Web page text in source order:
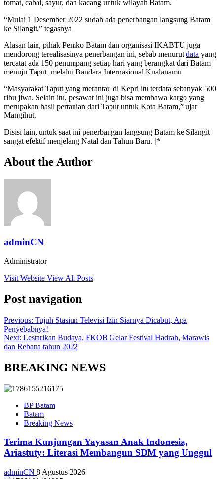
tomat, cabai, sayur, dan kacang untuk wilayah Batam.
“Mulai 1 Desember 2022 sudah ada penerbangan langsung Batam
ke Silangit,” tegasnya
Alasan lain, pihak Pemko Batam dan organisasi IKABTU juga
mendorong terealisasinya penerbangan ini, sebab menurut data yang
tercatat ada 150 penumpang setiap hari yang berangkat dari Batam
menuju Taput, melalui Bandara Internasional Kualanamu.
“Masyarakat Taput yang merantau di Kepri itu terdata sebanyak 500
ribu jiwa. Selain itu, pesawat ini juga bisa membawa kargo yang
merupakan hasil pertanian dari Taput untuk Kota Batam,” ujar
Mangihut.
Disisi lain, untuk saat ini penerbangan langsung Batam ke Silangit
sangat efektif menjelang Natal dan Tahun Baru. |*
About the Author
adminCN
Administrator
Visit Website View All Posts
Post navigation
Previous: Tujuh Stasiun Televisi Izin Siarnya Dicabut, Apa
Penyebabnya!
Next: Lestarikan Budaya, FKOB Gelar Festival Hadrah, Marawis
dan Rebana tahun 2022
BREAKING NEWS
BP Batam
Batam
Breaking News
Terima Kunjungan Yayasan Anak Indonesia,
Ariastuty: Literasi Membangun SDM yang Unggul
adminCN 8 Agustus 2026